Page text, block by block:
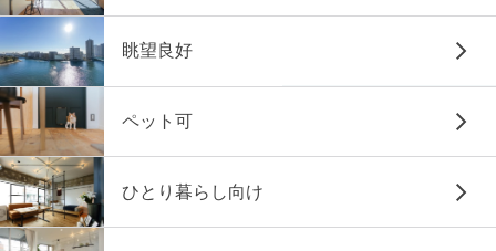
眺望良好
ペット可
ひとり暮らし向け